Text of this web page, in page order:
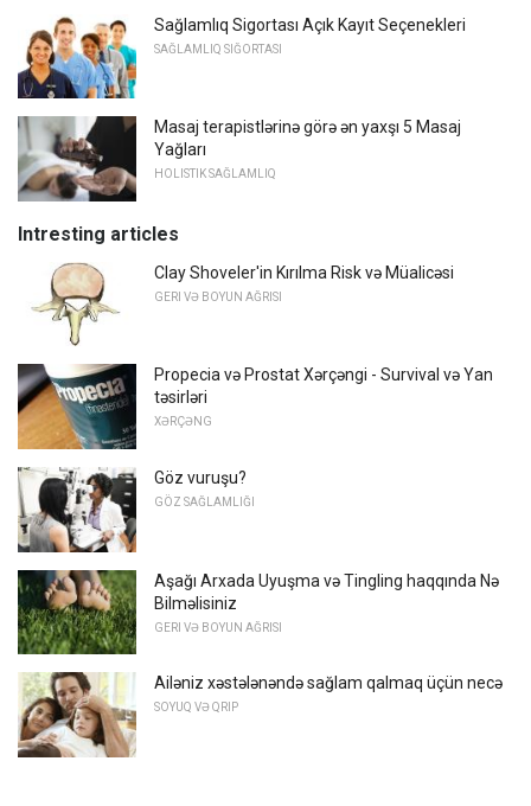
Sağlamlıq Sigortası Açık Kayıt Seçenekleri
SAĞLAMLIQ SIĞORTASI
Masaj terapistlərinə görə ən yaxşı 5 Masaj
Yağları
HOLISTIK SAĞLAMLIQ
Intresting articles
Clay Shoveler'in Kırılma Risk və Müalicəsi
GERI VƏ BOYUN AĞRISI
Propecia və Prostat Xərçəngi - Survival və Yan
təsirləri
XƏRÇƏNG
Göz vuruşu?
GÖZ SAĞLAMLIĞI
Aşağı Arxada Uyuşma və Tingling haqqında Nə
Bilməlisiniz
GERI VƏ BOYUN AĞRISI
Ailəniz xəstələnəndə sağlam qalmaq üçün necə
SOYUQ VƏ QRIP